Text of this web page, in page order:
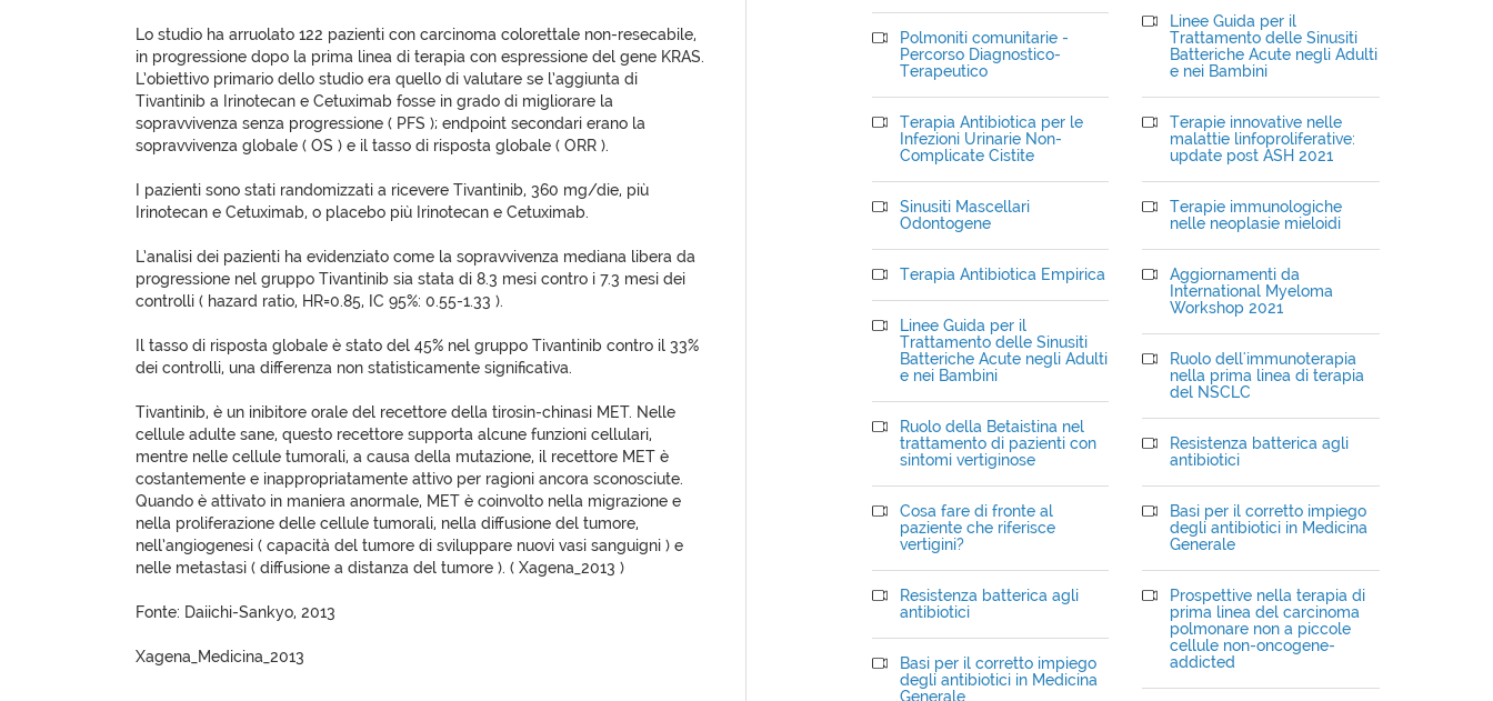
Lo studio ha arruolato 122 pazienti con carcinoma colorettale non-resecabile,
in progressione dopo la prima linea di terapia con espressione del gene KRAS.
L’obiettivo primario dello studio era quello di valutare se l’aggiunta di
Tivantinib a Irinotecan e Cetuximab fosse in grado di migliorare la
sopravvivenza senza progressione ( PFS ); endpoint secondari erano la
sopravvivenza globale ( OS ) e il tasso di risposta globale ( ORR ).
I pazienti sono stati randomizzati a ricevere Tivantinib, 360 mg/die, più
Irinotecan e Cetuximab, o placebo più Irinotecan e Cetuximab.
L’analisi dei pazienti ha evidenziato come la sopravvivenza mediana libera da
progressione nel gruppo Tivantinib sia stata di 8.3 mesi contro i 7.3 mesi dei
controlli ( hazard ratio, HR=0.85, IC 95%: 0.55-1.33 ).
Il tasso di risposta globale è stato del 45% nel gruppo Tivantinib contro il 33%
dei controlli, una differenza non statisticamente significativa.
Tivantinib, è un inibitore orale del recettore della tirosin-chinasi MET. Nelle
cellule adulte sane, questo recettore supporta alcune funzioni cellulari,
mentre nelle cellule tumorali, a causa della mutazione, il recettore MET è
costantemente e inappropriatamente attivo per ragioni ancora sconosciute.
Quando è attivato in maniera anormale, MET è coinvolto nella migrazione e
nella proliferazione delle cellule tumorali, nella diffusione del tumore,
nell’angiogenesi ( capacità del tumore di sviluppare nuovi vasi sanguigni ) e
nelle metastasi ( diffusione a distanza del tumore ). ( Xagena_2013 )
Fonte: Daiichi-Sankyo, 2013
Xagena_Medicina_2013
Polmoniti comunitarie -
Percorso Diagnostico-
Terapeutico
Terapia Antibiotica per le
Infezioni Urinarie Non-
Complicate Cistite
Sinusiti Mascellari
Odontogene
Terapia Antibiotica Empirica
Linee Guida per il
Trattamento delle Sinusiti
Batteriche Acute negli Adulti
e nei Bambini
Ruolo della Betaistina nel
trattamento di pazienti con
sintomi vertiginose
Cosa fare di fronte al
paziente che riferisce
vertigini?
Resistenza batterica agli
antibiotici
Basi per il corretto impiego
degli antibiotici in Medicina
Generale
Linee Guida per il
Trattamento delle Sinusiti
Batteriche Acute negli Adulti
e nei Bambini
Terapie innovative nelle
malattie linfoproliferative:
update post ASH 2021
Terapie immunologiche
nelle neoplasie mieloidi
Aggiornamenti da
International Myeloma
Workshop 2021
Ruolo dell'immunoterapia
nella prima linea di terapia
del NSCLC
Resistenza batterica agli
antibiotici
Basi per il corretto impiego
degli antibiotici in Medicina
Generale
Prospettive nella terapia di
prima linea del carcinoma
polmonare non a piccole
cellule non-oncogene-
addicted